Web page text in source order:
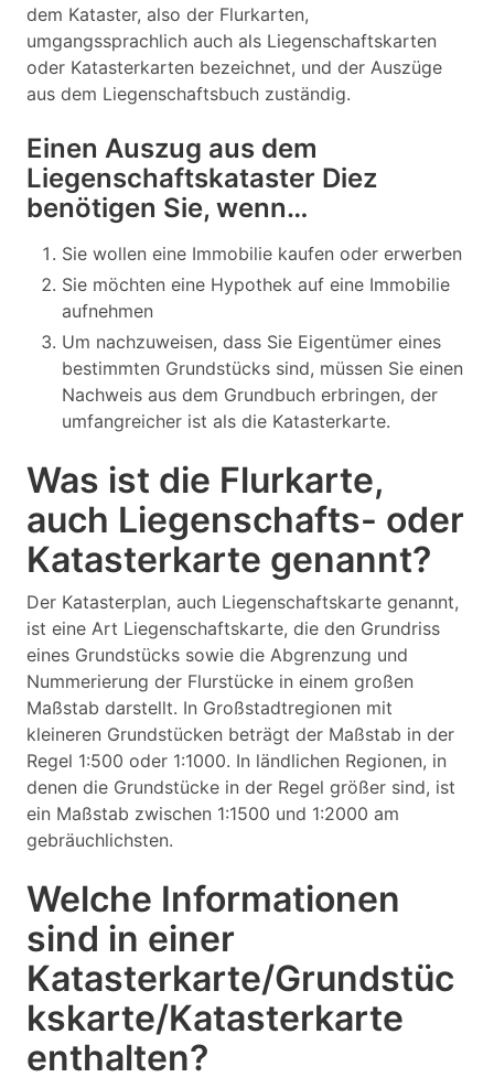
dem Kataster, also der Flurkarten,
umgangssprachlich auch als Liegenschaftskarten
oder Katasterkarten bezeichnet, und der Auszüge
aus dem Liegenschaftsbuch zuständig.
Einen Auszug aus dem
Liegenschaftskataster Diez
benötigen Sie, wenn…
Sie wollen eine Immobilie kaufen oder erwerben
Sie möchten eine Hypothek auf eine Immobilie
aufnehmen
Um nachzuweisen, dass Sie Eigentümer eines
bestimmten Grundstücks sind, müssen Sie einen
Nachweis aus dem Grundbuch erbringen, der
umfangreicher ist als die Katasterkarte.
Was ist die Flurkarte,
auch Liegenschafts- oder
Katasterkarte genannt?
Der Katasterplan, auch Liegenschaftskarte genannt,
ist eine Art Liegenschaftskarte, die den Grundriss
eines Grundstücks sowie die Abgrenzung und
Nummerierung der Flurstücke in einem großen
Maßstab darstellt. In Großstadtregionen mit
kleineren Grundstücken beträgt der Maßstab in der
Regel 1:500 oder 1:1000. In ländlichen Regionen, in
denen die Grundstücke in der Regel größer sind, ist
ein Maßstab zwischen 1:1500 und 1:2000 am
gebräuchlichsten.
Welche Informationen
sind in einer
Katasterkarte/Grundstüc
kskarte/Katasterkarte
enthalten?